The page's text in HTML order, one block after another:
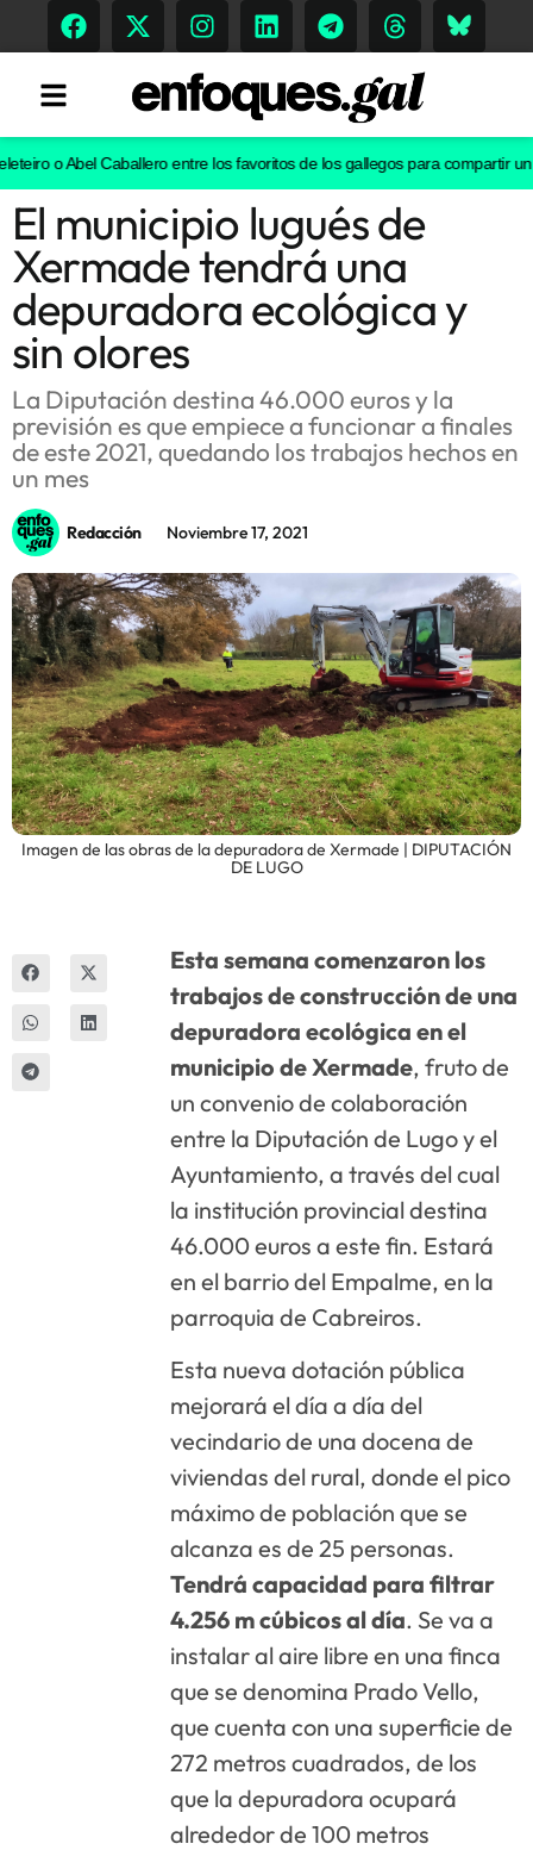
Tendencias
Memoria Histórica
Gastronomía
Escenarios
Sostenibilidad
Innova
o Abel Caballero entre los favoritos de los gallegos para compartir un
El municipio lugués de
Xermade tendrá una
depuradora ecológica y
sin olores
La Diputación destina 46.000 euros y la
previsión es que empiece a funcionar a finales
de este 2021, quedando los trabajos hechos en
un mes
Redacción Noviembre 17, 2021
Imagen de las obras de la depuradora de Xermade | DIPUTACIÓN
DE LUGO
Esta semana comenzaron los
trabajos de construcción de una
depuradora ecológica en el
municipio de Xermade, fruto de
un convenio de colaboración
entre la Diputación de Lugo y el
Ayuntamiento, a través del cual
la institución provincial destina
46.000 euros a este fin. Estará
en el barrio del Empalme, en la
parroquia de Cabreiros.
Esta nueva dotación pública
mejorará el día a día del
vecindario de una docena de
viviendas del rural, donde el pico
máximo de población que se
alcanza es de 25 personas.
Tendrá capacidad para filtrar
4.256 m cúbicos al día. Se va a
instalar al aire libre en una finca
que se denomina Prado Vello,
que cuenta con una superficie de
272 metros cuadrados, de los
que la depuradora ocupará
alrededor de 100 metros